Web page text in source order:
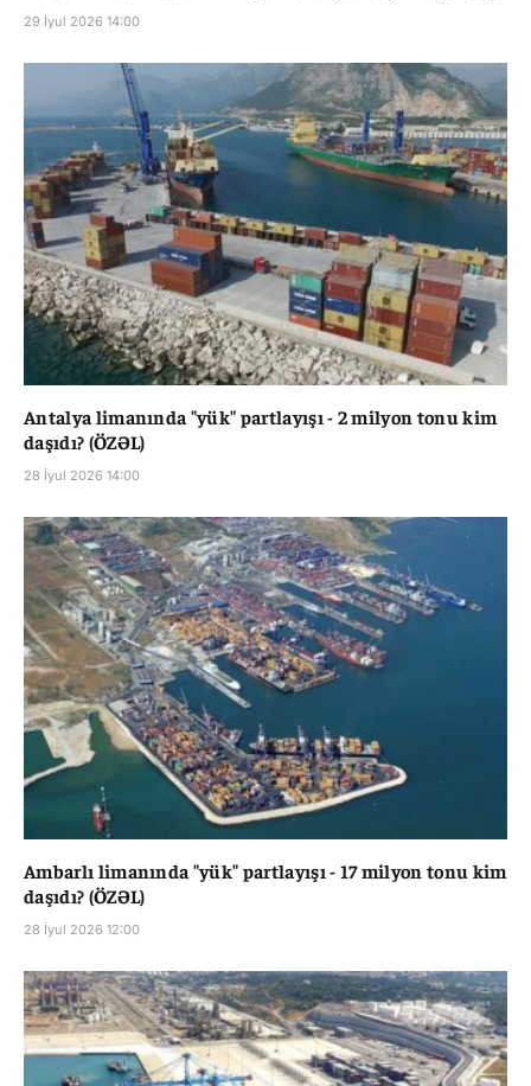
29 İyul 2026 14:00
Antalya limanında "yük" partlayışı - 2 milyon tonu kim
daşıdı? (ÖZƏL)
28 İyul 2026 14:00
Ambarlı limanında "yük" partlayışı - 17 milyon tonu kim
daşıdı? (ÖZƏL)
28 İyul 2026 12:00